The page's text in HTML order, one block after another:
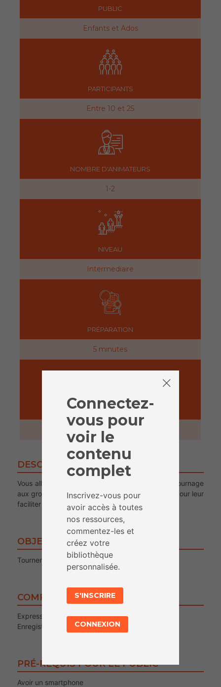
PUBLIC
Enfants et Ados
PARTICIPANTS
Entre 10 et 25
NOMBRE D'ANIMATEURS
1-2
NIVEAU
Intermediaire
PRÉPARATION
5 minutes
ACTIVITÉ
2 heures
DESCRIPTION
Vous allez présenter le matériel et les bases du tournage
aux groupes afin de leur donner quelques pistes pour leur
faciliter le tournage, qu’ils vont à présent réaliser.
OBJECTIFS
Tourner une vidéo avec un smartphone
COMPÉTENCES TRAVAILLÉES
Expression orale
Enregistrement d’une vidéo
PRÉ-REQUIS POUR LE PUBLIC
Avoir un smartphone
Connectez-
vous pour
voir le
contenu
complet
Inscrivez-vous pour
avoir accès à toutes
nos ressources,
commentez-les et
créez votre
bibliothèque
personnalisée.
S'INSCRIRE
CONNEXION